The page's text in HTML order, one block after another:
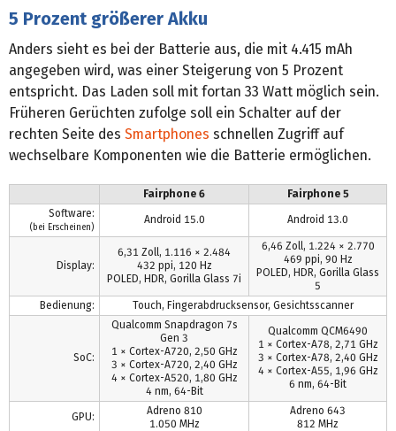
5 Prozent größerer Akku
Anders sieht es bei der Batterie aus, die mit 4.415 mAh
angegeben wird, was einer Steigerung von 5 Prozent
entspricht. Das Laden soll mit fortan 33 Watt möglich sein.
Früheren Gerüchten zufolge soll ein Schalter auf der
rechten Seite des Smartphones schnellen Zugriff auf
wechselbare Komponenten wie die Batterie ermöglichen.
Fairphone 6
Fairphone 5
Software:
(bei Erscheinen)
Android 15.0 Android 13.0
Display:
6,31 Zoll, 1.116 × 2.484
432 ppi, 120 Hz
POLED, HDR, Gorilla Glass 7i
6,46 Zoll, 1.224 × 2.770
469 ppi, 90 Hz
POLED, HDR, Gorilla Glass
5
Bedienung:
Touch, Fingerabdrucksensor, Gesichtsscanner
SoC:
Qualcomm Snapdragon 7s
Gen 3
1 × Cortex-A720, 2,50 GHz
3 × Cortex-A720, 2,40 GHz
4 × Cortex-A520, 1,80 GHz
4 nm, 64-Bit
Qualcomm QCM6490
1 × Cortex-A78, 2,71 GHz
3 × Cortex-A78, 2,40 GHz
4 × Cortex-A55, 1,96 GHz
6 nm, 64-Bit
GPU:
Adreno 810
1.050 MHz
Adreno 643
812 MHz